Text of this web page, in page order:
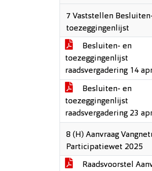
7 Vaststellen
toezeggingenlijst
Besluiten- en
toezeggingenlijst
raadsvergadering 14
Besluiten- en
toezeggingenlijst
raadsvergadering 23
8 (H) Aanvraag
Participatiewet 2025
Raadsvoorstel